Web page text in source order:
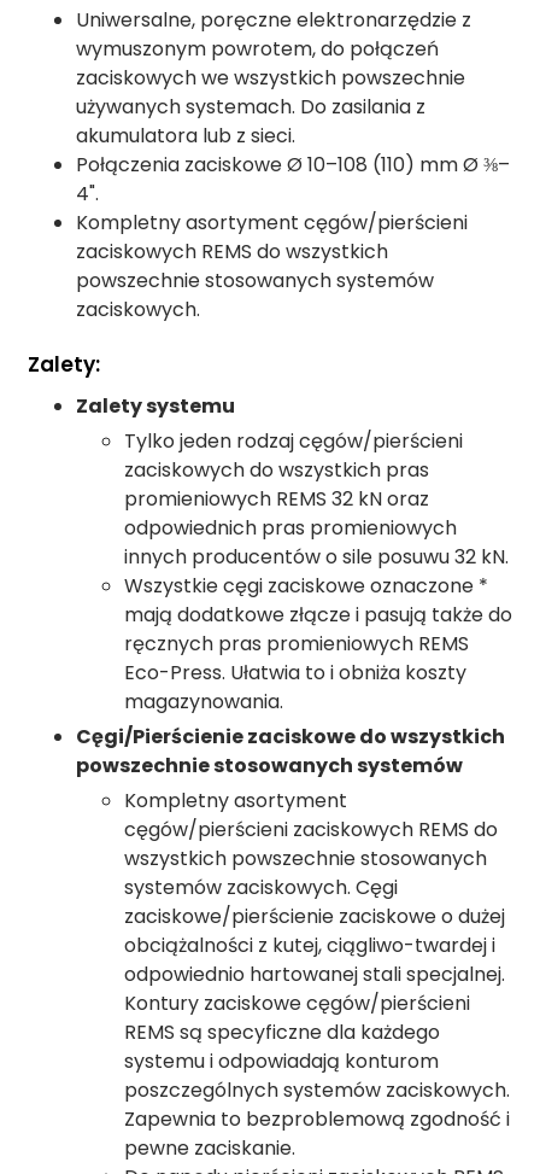
Uniwersalne, poręczne elektronarzędzie z
wymuszonym powrotem, do połączeń
zaciskowych we wszystkich powszechnie
używanych systemach. Do zasilania z
akumulatora lub z sieci.
Połączenia zaciskowe Ø 10–108 (110) mm Ø ⅜–
4".
Kompletny asortyment cęgów/pierścieni
zaciskowych REMS do wszystkich
powszechnie stosowanych systemów
zaciskowych.
Zalety:
Zalety systemu
Tylko jeden rodzaj cęgów/pierścieni
zaciskowych do wszystkich pras
promieniowych REMS 32 kN oraz
odpowiednich pras promieniowych
innych producentów o sile posuwu 32 kN.
Wszystkie cęgi zaciskowe oznaczone *
mają dodatkowe złącze i pasują także do
ręcznych pras promieniowych REMS
Eco-Press. Ułatwia to i obniża koszty
magazynowania.
Cęgi/Pierścienie zaciskowe do wszystkich
powszechnie stosowanych systemów
Kompletny asortyment
cęgów/pierścieni zaciskowych REMS do
wszystkich powszechnie stosowanych
systemów zaciskowych. Cęgi
zaciskowe/pierścienie zaciskowe o dużej
obciążalności z kutej, ciągliwo-twardej i
odpowiednio hartowanej stali specjalnej.
Kontury zaciskowe cęgów/pierścieni
REMS są specyficzne dla każdego
systemu i odpowiadają konturom
poszczególnych systemów zaciskowych.
Zapewnia to bezproblemową zgodność i
pewne zaciskanie.